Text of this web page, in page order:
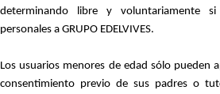
determinando libre y voluntariamente
personales a GRUPO EDELVIVES.
Los usuarios menores de edad sólo pueden
consentimiento previo de sus padres o